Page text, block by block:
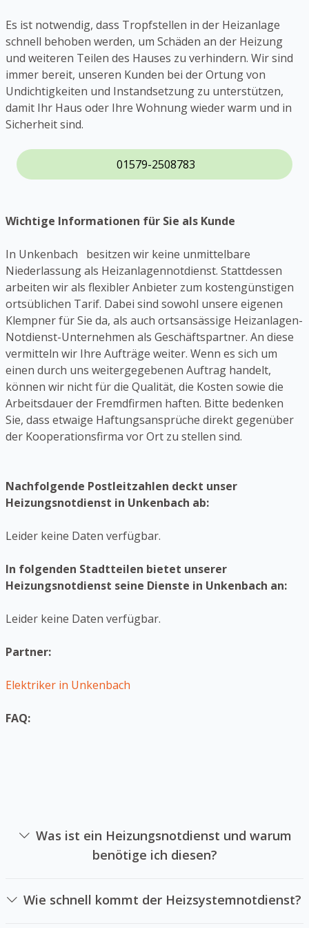
Es ist notwendig, dass Tropfstellen in der Heizanlage
schnell behoben werden, um Schäden an der Heizung
und weiteren Teilen des Hauses zu verhindern. Wir sind
immer bereit, unseren Kunden bei der Ortung von
Undichtigkeiten und Instandsetzung zu unterstützen,
damit Ihr Haus oder Ihre Wohnung wieder warm und in
Sicherheit sind.
01579-2508783
Wichtige Informationen für Sie als Kunde
In Unkenbach besitzen wir keine unmittelbare
Niederlassung als Heizanlagennotdienst. Stattdessen
arbeiten wir als flexibler Anbieter zum kostengünstigen
ortsüblichen Tarif. Dabei sind sowohl unsere eigenen
Klempner für Sie da, als auch ortsansässige Heizanlagen-
Notdienst-Unternehmen als Geschäftspartner. An diese
vermitteln wir Ihre Aufträge weiter. Wenn es sich um
einen durch uns weitergegebenen Auftrag handelt,
können wir nicht für die Qualität, die Kosten sowie die
Arbeitsdauer der Fremdfirmen haften. Bitte bedenken
Sie, dass etwaige Haftungsansprüche direkt gegenüber
der Kooperationsfirma vor Ort zu stellen sind.
Nachfolgende Postleitzahlen deckt unser
Heizungsnotdienst in Unkenbach ab:
Leider keine Daten verfügbar.
In folgenden Stadtteilen bietet unserer
Heizungsnotdienst seine Dienste in Unkenbach an:
Leider keine Daten verfügbar.
Partner:
Elektriker in Unkenbach
FAQ:
Was ist ein Heizungsnotdienst und warum
benötige ich diesen?
von Heizungsanlagen in Notsituationen spezialisiert hat.
Sie sollten einen Heizanlagennotdienst anrufen, falls Ihre
Wie schnell kommt der Heizsystemnotdienst?